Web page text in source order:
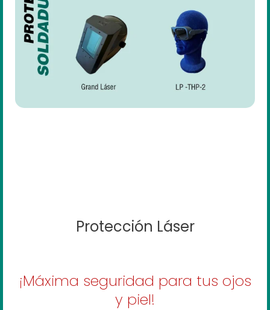
Protección Láser
¡Máxima seguridad para tus ojos
y piel!